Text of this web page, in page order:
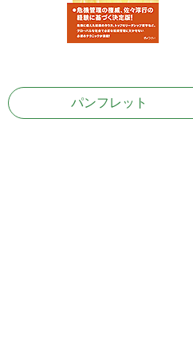
パンフレット